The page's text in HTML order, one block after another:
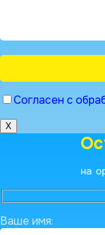
Согласен с
X
на
Ваше имя: